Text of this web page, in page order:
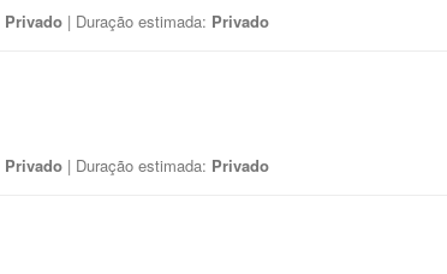
Privado | Duração estimada: Privado
Privado | Duração estimada: Privado